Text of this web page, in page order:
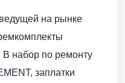
на рынке
В набор по ремонту
заплатки